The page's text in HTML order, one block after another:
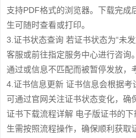
支持PDF格式的浏览器。下载完成
生可随时查看或打印。
3.证书状态查询 若证书状态为“未
客服或前往指定服务中心进行咨询
通过或信息不匹配而被暂停发放，
4.证书信息更新 证书信息会根据
可通过官网关注证书状态变化，确
证书下载流程详解 电子版证书的
生需按照流程操作，确保顺利获取